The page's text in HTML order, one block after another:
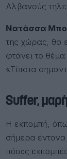
Αλβανούς
Νατάσσα
της χώρας, θα
φτάνει το θέμα
«Τίποτα
Suffer,
Η εκπομπή,
σήμερα έντονα
πόσες